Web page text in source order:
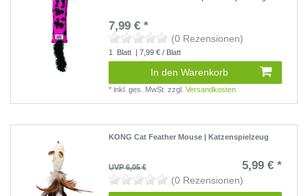
7,99 € *
(0 Rezensionen)
1 Blatt | 7,99 € / Blatt
In den Warenkorb
*inkl. ges. MwSt. zzgl.Versandkosten
KONG Cat Feather Mouse | Katzenspielzeug
UVP 6,05 € 5,99 € *
(0 Rezensionen)